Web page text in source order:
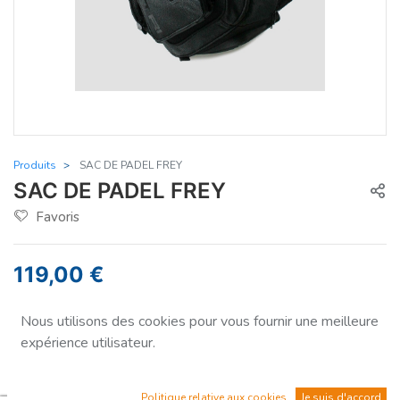
Produits SAC DE PADEL FREY
SAC DE PADEL FREY
Favoris
119,00 €
Nous utilisons des cookies pour vous fournir une meilleure
expérience utilisateur.